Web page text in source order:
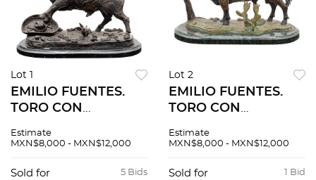
Lot 1
EMILIO FUENTES.
TORO CON
CHARRO. Fundición
con base de mármol.
Estimate
MXN$8,000 - MXN$12,000
5 Bids
Sold for
Lot 2
EMILIO FUENTES.
TORO CON
Fundición en bronce
policromado con
Estimate
MXN$8,000 - MXN$12,000
1 Bid
Sold for